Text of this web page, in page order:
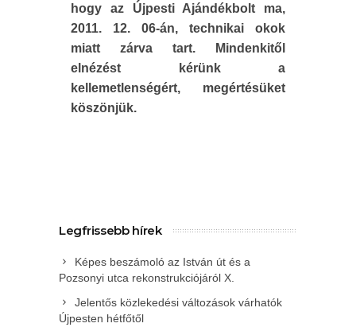
hogy az Újpesti Ajándékbolt ma,
2011. 12. 06-án, technikai okok
miatt zárva tart. Mindenkitől
elnézést kérünk a
kellemetlenségért, megértésüket
köszönjük.
Legfrissebb hírek
Képes beszámoló az István út és a
Pozsonyi utca rekonstrukciójáról X.
Jelentős közlekedési változások várhatók
Újpesten hétfőtől